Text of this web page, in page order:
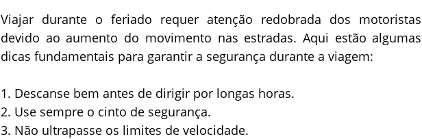
Viajar durante o feriado requer atenção redobrada dos motoristas
devido ao aumento do movimento nas estradas. Aqui estão algumas
dicas fundamentais para garantir a segurança durante a viagem:
1. Descanse bem antes de dirigir por longas horas.
2. Use sempre o cinto de segurança.
3. Não ultrapasse os limites de velocidade.